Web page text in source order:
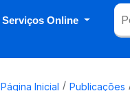
Serviços Online
Página Inicial Publicações